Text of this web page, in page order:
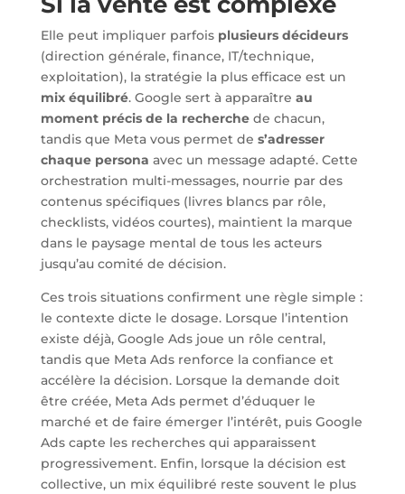
Elle peut impliquer parfois plusieurs décideurs
(direction générale, finance, IT/technique,
exploitation), la stratégie la plus efficace est un
mix équilibré. Google sert à apparaître au
moment précis de la recherchede chacun,
tandis que Meta vous permet de s’adresser
chaque persona avec un message adapté. Cette
orchestration multi-messages, nourrie par des
contenus spécifiques (livres blancs par rôle,
checklists, vidéos courtes), maintient la marque
dans le paysage mental de tous les acteurs
jusqu’au comité de décision.
Ces trois situations confirment une règle simple :
le contexte dicte le dosage. Lorsque l’intention
existe déjà, Google Ads joue un rôle central,
tandis que Meta Ads renforce la confiance et
accélère la décision. Lorsque la demande doit
être créée, Meta Ads permet d’éduquer le
marché et de faire émerger l’intérêt, puis Google
Ads capte les recherches qui apparaissent
progressivement. Enfin, lorsque la décision est
collective, un mix équilibré reste souvent le plus